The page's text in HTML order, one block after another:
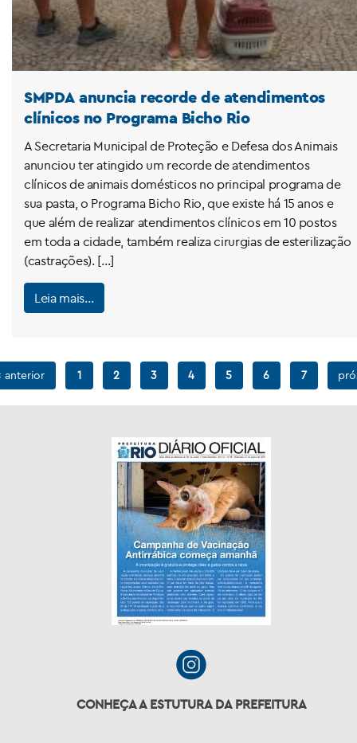
SMPDA anuncia recorde de atendimentos
clínicos no Programa Bicho Rio
A Secretaria Municipal de Proteção e Defesa dos Animais
anunciou ter atingido um recorde de atendimentos
clínicos de animais domésticos no principal programa de
sua pasta, o Programa Bicho Rio, que existe há 15 anos e
que além de realizar atendimentos clínicos em 10 postos
em toda a cidade, também realiza cirurgias de esterilização
(castrações). […]
Leia mais…
anterior 1 2 3 4 5 6 7
CONHEÇA A ESTUTURA DA PREFEITURA